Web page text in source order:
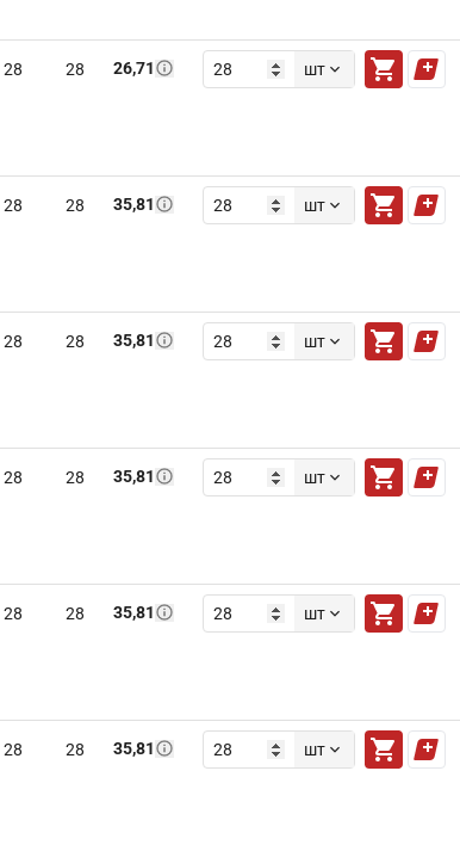
28 28 26,71 шт
28 28 35,81 шт
28 28 35,81 шт
28 28 35,81 шт
28 28 35,81 шт
28 28 35,81 шт